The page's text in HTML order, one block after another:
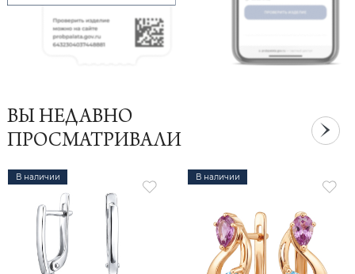
ВЫ НЕДАВНО
ПРОСМАТРИВАЛИ
В наличии В наличии